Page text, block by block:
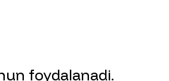
foydalanadi.